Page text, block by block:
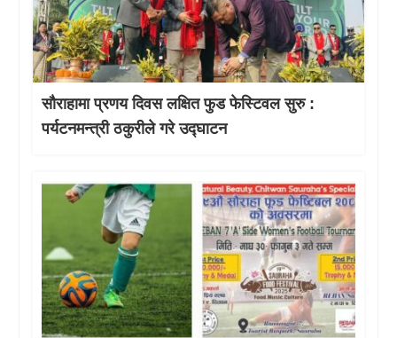
सौराहामा प्रणय दिवस लक्षित फुड फेस्टिवल सुरु :
पर्यटनमन्त्री ठकुरीले गरे उद्घाटन